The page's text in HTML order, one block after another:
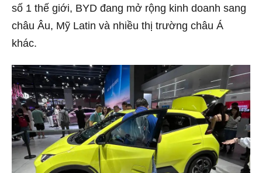
số 1 thế giới, BYD đang mở rộng kinh doanh sang
châu Âu, Mỹ Latin và nhiều thị trường châu Á
khác.